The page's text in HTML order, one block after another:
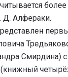
Д. Алфераки.
Смирдина)